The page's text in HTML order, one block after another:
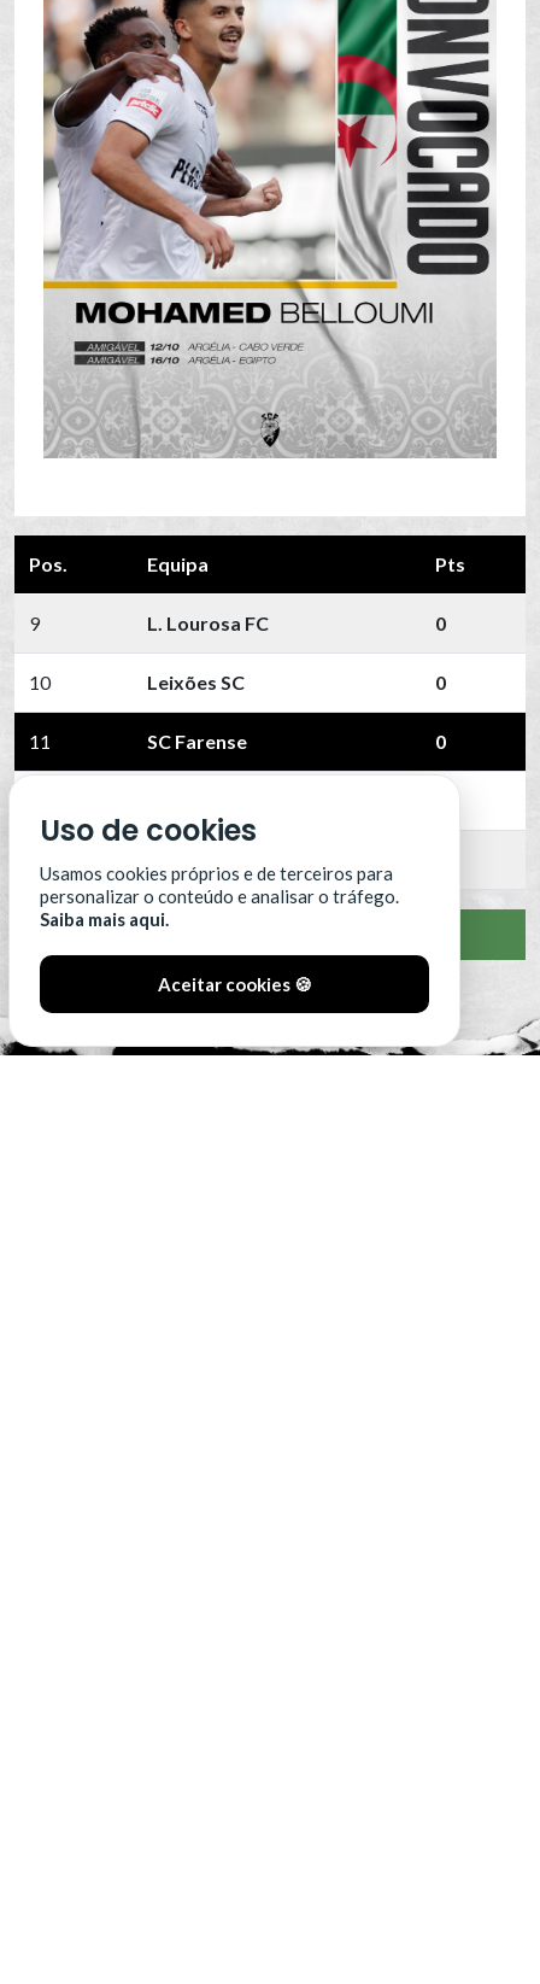
Pos. Equipa Pts
9 L. Lourosa FC 0
10 Leixões SC 0
11 SC Farense 0
VER CLASSIFICAÇÃO COMPLETA
Uso de cookies
Usamos cookies próprios e de terceiros para
personalizar o conteúdo e analisar o tráfego.
Saiba mais aqui.
Aceitar cookies 🍪